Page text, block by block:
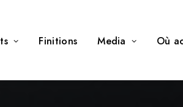
Finitions Media Où